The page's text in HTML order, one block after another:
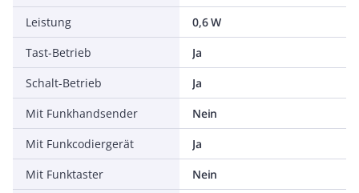
Leistung
0,6 W
Tast-Betrieb
Ja
Schalt-Betrieb
Ja
Mit Funkhandsender
Nein
Mit Funkcodiergerät
Ja
Mit Funktaster
Nein